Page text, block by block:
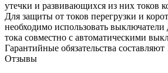
утечки и развивающихся из них токов
Для защиты от токов перегрузки и
необходимо использовать
тока совместно с автоматическими
Гарантийные обязательства составляют
Отзывы